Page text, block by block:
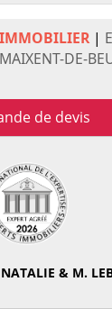
|
DE-
de devis
& M.